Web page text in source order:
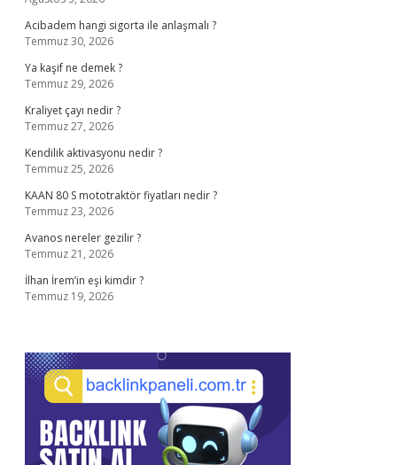
Acibadem hangi sigorta ile anlaşmalı ?
Temmuz 30, 2026
Ya kaşif ne demek ?
Temmuz 29, 2026
Kraliyet çayı nedir ?
Temmuz 27, 2026
Kendilik aktivasyonu nedir ?
Temmuz 25, 2026
KAAN 80 S mototraktör fiyatları nedir ?
Temmuz 23, 2026
Avanos nereler gezilir ?
Temmuz 21, 2026
İlhan İrem’in eşi kimdir ?
Temmuz 19, 2026